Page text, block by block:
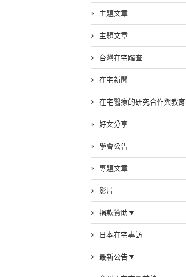
主題文章
主題文章
台灣在宅踏查
在宅新聞
在宅醫療的研究合作與教育
好文分享
學會公告
專題文章
影片
捐款贊助▼
日本在宅專訪
最新公告▼